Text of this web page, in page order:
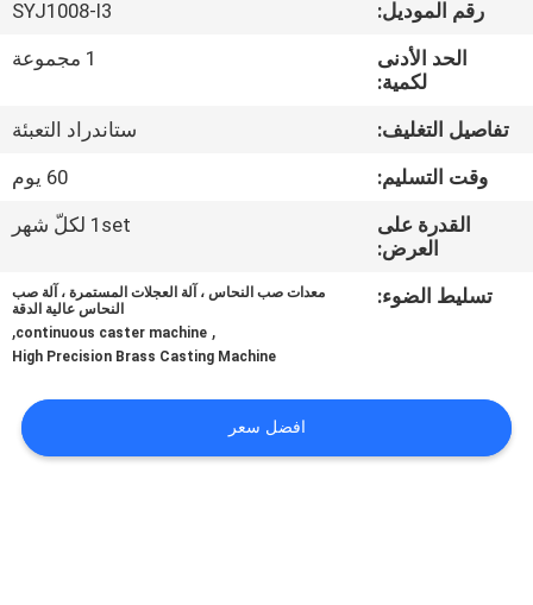
في
المعمل
مراقبة
الجودة
بنا
رقم الموديل:
SYJ1008-I3
الحد الأدنى
لكمية:
1 مجموعة
تفاصيل التغليف:
ستاندراد التعبئة
وقت التسليم:
60 يوم
القدرة على
العرض:
1set لكلّ شهر
تسليط الضوء:
معدات صب النحاس ، آلة العجلات المستمرة ، آلة صب
النحاس عالية الدقة
,
continuous caster machine
,
High Precision Brass Casting Machine
افضل سعر